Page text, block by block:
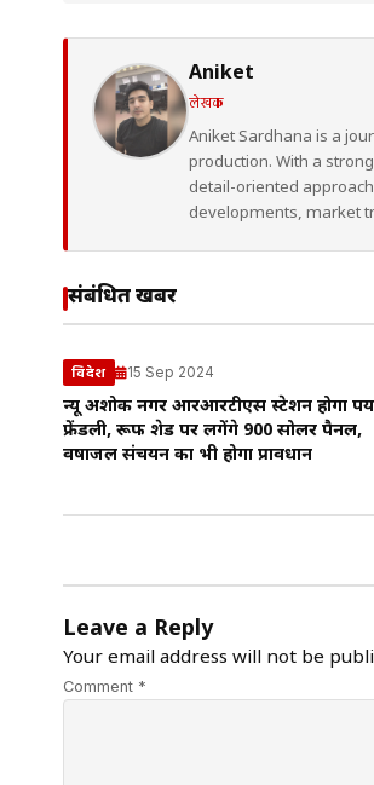
Aniket
लेखक
Aniket Sardhana is a
production. With a
detail-oriented
developments, market
संबंधित खबरें
विदेश 15 Sep 2024
न्यू अशोक नगर आरआरटीएस स्टेशन होगा
फ्रेंडली, रूफ शेड पर लगेंगे 900 सोलर पैनल,
वर्षाजल संचयन का भी होगा प्रावधान
Leave a Reply
Your email address will not be
Comment *